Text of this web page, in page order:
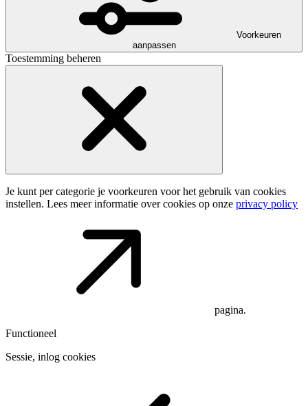
Voorkeuren
aanpassen
Toestemming beheren
Je kunt per categorie je voorkeuren voor het gebruik van cookies
instellen. Lees meer informatie over cookies op onze privacy policy
pagina.
Functioneel
Sessie, inlog cookies